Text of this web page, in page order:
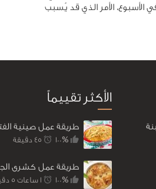
الماسك أكثر من مرتين أو 3 مرات فقط في الأسبوع، الأمر الذي قد يُسبب
الأكثر تقييماً
طريقة عمل صينية
100% 45 ‎دقيقة
طريقة عمل كشرى
100% 1 ساعات 5 ‎دقيقة